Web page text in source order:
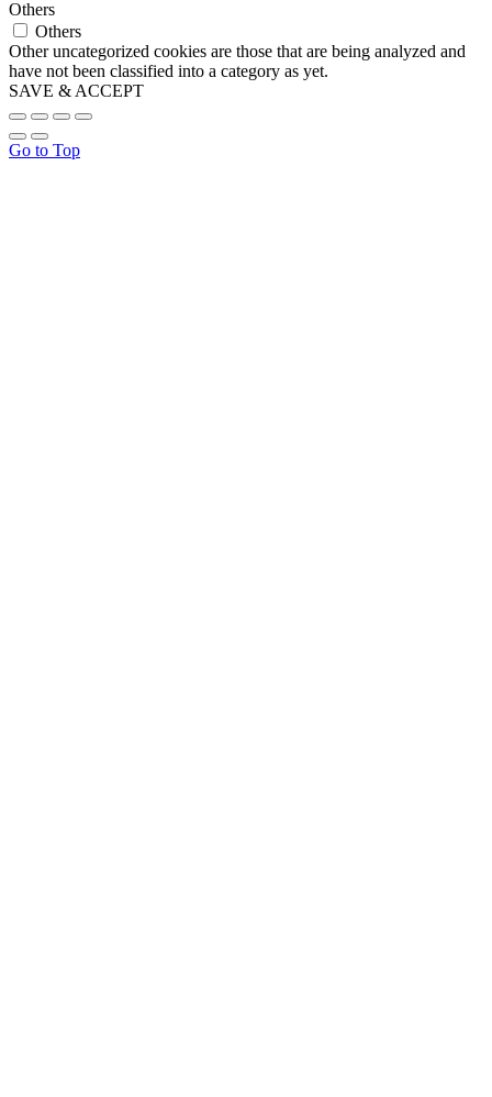
Others
Others
Other uncategorized cookies are those that are being analyzed and
have not been classified into a category as yet.
SAVE & ACCEPT
Go to Top